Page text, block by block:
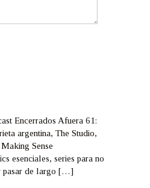
Encerrados Afuera 61:
argentina, The Studio,
Sense
esenciales, series para no
pasar de largo[…]